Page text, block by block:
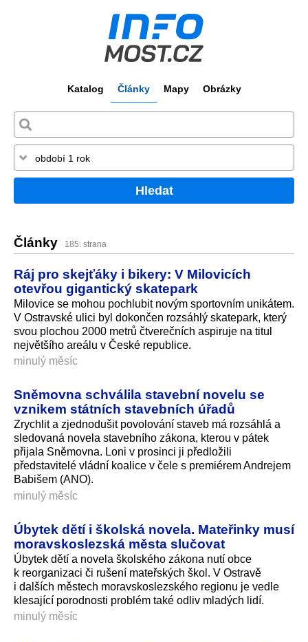
Katalog Články Mapy Obrázky
Hledat
Články 185. strana
Ráj pro skejťáky i bikery: V Milovicích
otevřou gigantický skatepark
Milovice se mohou pochlubit novým sportovním unikátem.
V Ostravské ulici byl dokončen rozsáhlý skatepark, který
svou plochou 2000 metrů čtverečních aspiruje na titul
největšího areálu v České republice.
minulý měsíc
Sněmovna schválila stavební novelu se
vznikem státních stavebních úřadů
Zrychlit a zjednodušit povolování staveb má rozsáhlá a
sledovaná novela stavebního zákona, kterou v pátek
přijala Sněmovna. Loni v prosinci ji předložili
představitelé vládní koalice v čele s premiérem Andrejem
Babišem (ANO).
minulý měsíc
Úbytek dětí i školská novela. Mateřinky musí
moravskoslezská města slučovat
Úbytek dětí a novela školského zákona nutí obce
k reorganizaci či rušení mateřských škol. V Ostravě
i dalších městech moravskoslezského regionu je vedle
klesající porodnosti problém také odliv mladých lidí.
minulý měsíc